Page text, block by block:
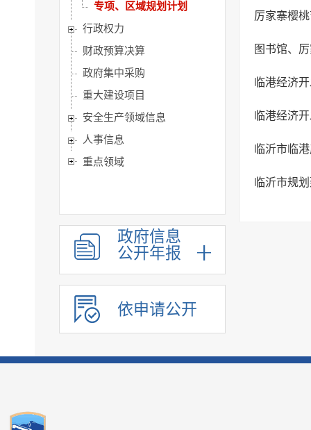
专项、区域规划计划
行政权力
财政预算决算
政府集中采购
重大建设项目
安全生产领域信息
人事信息
重点领域
政府信息
公开年报
依申请公开
厉家寨樱
图书馆、
临港经济
临港经济
临沂市临
临沂市规